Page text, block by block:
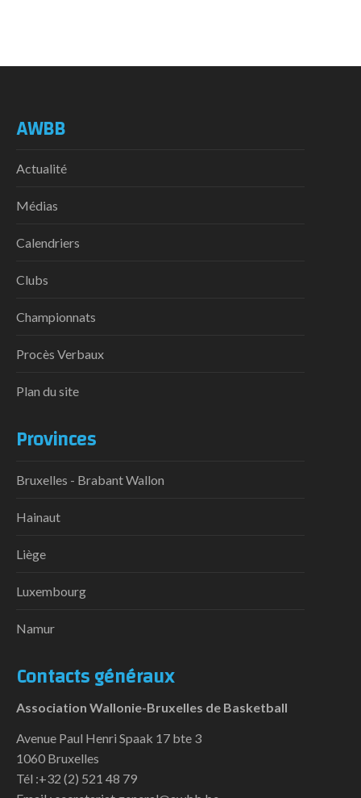
AWBB
Actualité
Médias
Calendriers
Clubs
Championnats
Procès Verbaux
Plan du site
Provinces
Bruxelles - Brabant Wallon
Hainaut
Liège
Luxembourg
Namur
Contacts généraux
Association Wallonie-Bruxelles de Basketball
Avenue Paul Henri Spaak 17 bte 3
1060 Bruxelles
Tél :+32 (2) 521 48 79